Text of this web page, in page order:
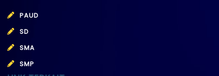
PAUD
SD
SMA
SMP